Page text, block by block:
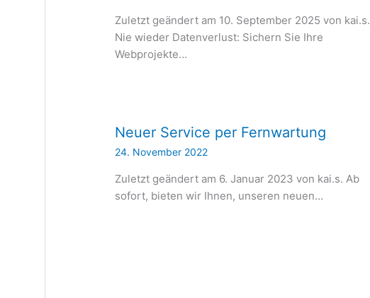
Zuletzt geändert am 10. September 2025 von kai.s.
Nie wieder Datenverlust: Sichern Sie Ihre
Webprojekte…
Neuer Service per Fernwartung
24. November 2022
Zuletzt geändert am 6. Januar 2023 von kai.s. Ab
sofort, bieten wir Ihnen, unseren neuen…